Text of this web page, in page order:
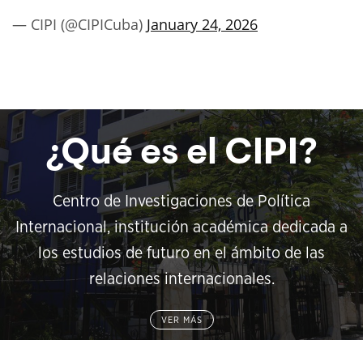
— CIPI (@CIPICuba) January 24, 2026
¿Qué es el CIPI?
Centro de Investigaciones de Política
Internacional, institución académica dedicada a
los estudios de futuro en el ámbito de las
relaciones internacionales.
VER MÁS